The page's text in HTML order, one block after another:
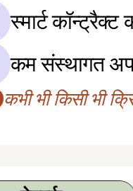
स्मार्ट कॉन्ट्रैक्ट
कम संस्थागत
कभी भी किसी भी